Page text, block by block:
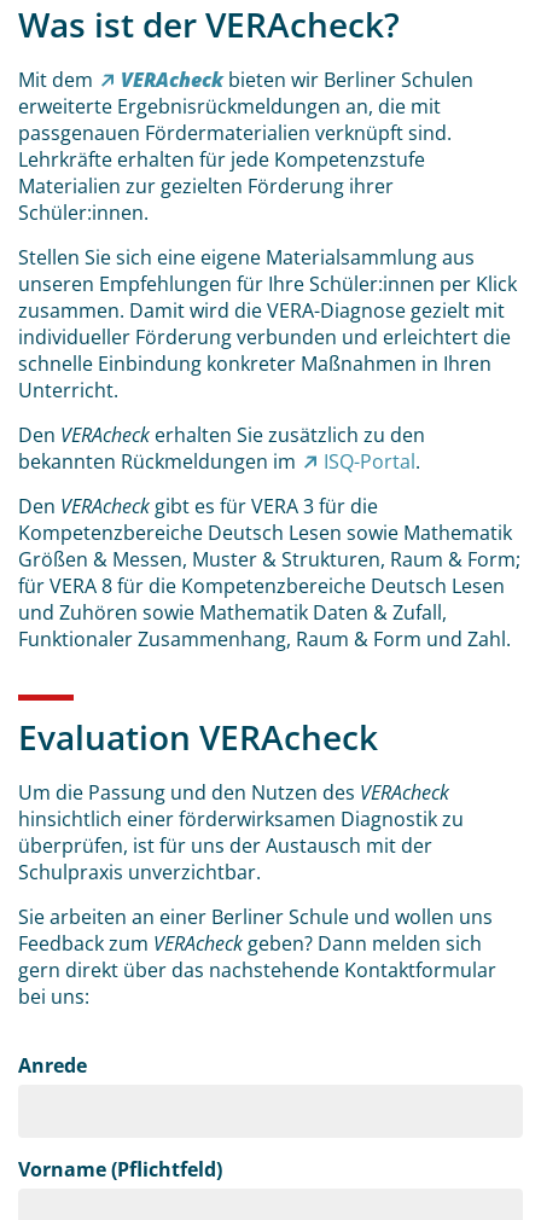
Was ist der VERAcheck?
Mit dem VERAcheck bieten wir Berliner Schulen
erweiterte Ergebnisrückmeldungen an, die mit
passgenauen Fördermaterialien verknüpft sind.
Lehrkräfte erhalten für jede Kompetenzstufe
Materialien zur gezielten Förderung ihrer
Schüler:innen.
Stellen Sie sich eine eigene Materialsammlung aus
unseren Empfehlungen für Ihre Schüler:innen per Klick
zusammen. Damit wird die VERA-Diagnose gezielt mit
individueller Förderung verbunden und erleichtert die
schnelle Einbindung konkreter Maßnahmen in Ihren
Unterricht.
Den VERAcheck erhalten Sie zusätzlich zu den
bekannten Rückmeldungen im
ISQ-Portal.
Den VERAcheck gibt es für VERA 3 für die
Kompetenzbereiche Deutsch Lesen sowie Mathematik
Größen & Messen, Muster & Strukturen, Raum & Form;
für VERA 8 für die Kompetenzbereiche Deutsch Lesen
und Zuhören sowie Mathematik Daten & Zufall,
Funktionaler Zusammenhang, Raum & Form und Zahl.
Evaluation VERAcheck
Um die Passung und den Nutzen des VERAcheck
hinsichtlich einer förderwirksamen Diagnostik zu
überprüfen, ist für uns der Austausch mit der
Schulpraxis unverzichtbar.
Sie arbeiten an einer Berliner Schule und wollen uns
Feedback zum VERAcheck geben? Dann melden sich
gern direkt über das nachstehende Kontaktformular
bei uns:
Anrede
Vorname (Pflichtfeld)